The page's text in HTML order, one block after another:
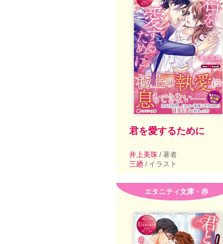
君を愛するために
井上美珠 / 著者
三廼 / イラスト
エタニティ文庫・赤